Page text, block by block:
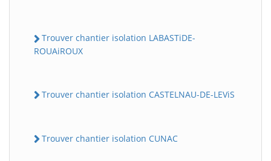
Trouver chantier isolation LABASTiDE-
ROUAiROUX
Trouver chantier isolation CASTELNAU-DE-LEViS
Trouver chantier isolation CUNAC